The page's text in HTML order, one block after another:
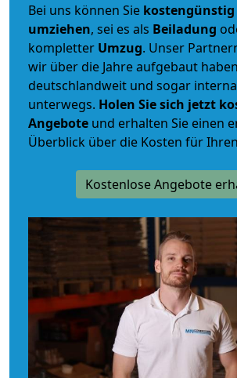
Bei uns können Sie kostengünstig
umziehen, sei es als Beiladung
kompletter Umzug. Unser
wir über die Jahre aufgebaut
deutschlandweit und sogar
unterwegs. Holen Sie sich jetzt
Angebote und erhalten Sie einen
Überblick über die Kosten für
Kostenlose Angebote